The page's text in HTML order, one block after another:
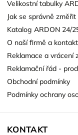
Velikostní tabulky
Jak se správně změřit
Katalog ARDON 24/
O naší firmě a
Reklamace a vrácení
Reklamační řád -
Obchodní podmínky
Podmínky ochrany
KONTAKT